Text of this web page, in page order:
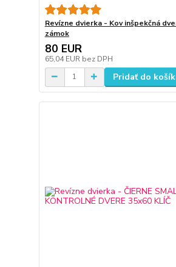
Revízne dvierka - Kov inšpekčná
zámok
80 EUR
65,04 EUR bez DPH
Pridať do